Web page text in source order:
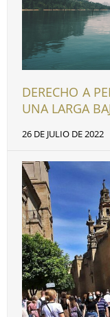
DERECHO A
UNA LARGA
26 DE JULIO DE 2022